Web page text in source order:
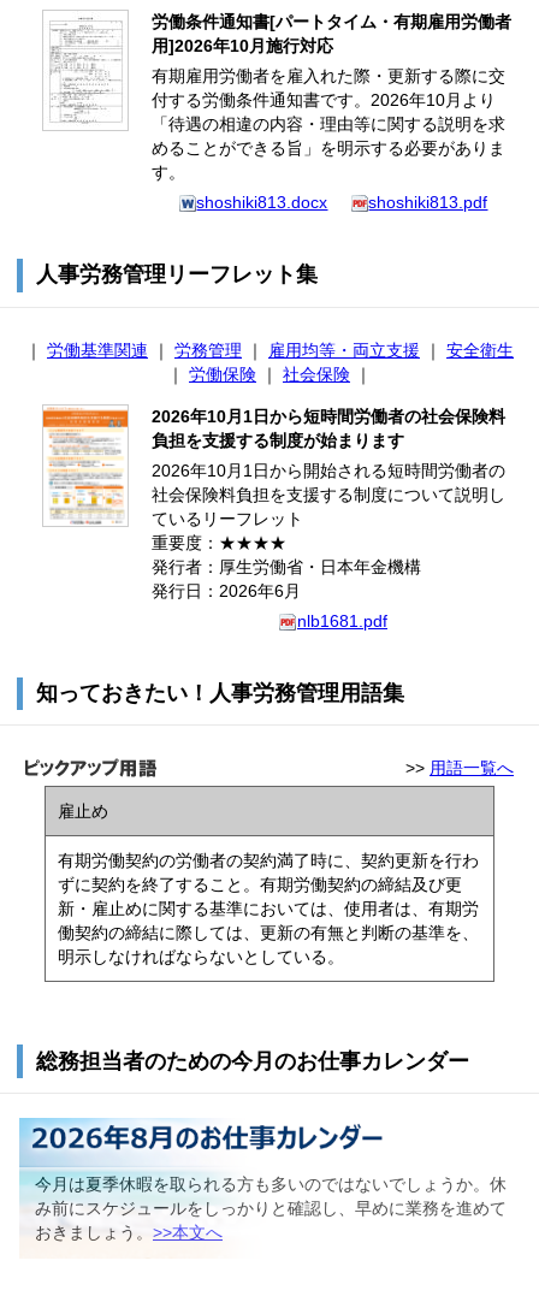
労働条件通知書[パートタイム・有期雇用労働者
用]2026年10月施行対応
有期雇用労働者を雇入れた際・更新する際に交
付する労働条件通知書です。2026年10月より
「待遇の相違の内容・理由等に関する説明を求
めることができる旨」を明示する必要がありま
す。
shoshiki813.docx
shoshiki813.pdf
人事労務管理リーフレット集
｜ 労働基準関連 ｜ 労務管理 ｜ 雇用均等・両立支援 ｜ 安全衛生
｜ 労働保険 ｜ 社会保険 ｜
2026年10月1日から短時間労働者の社会保険料
負担を支援する制度が始まります
2026年10月1日から開始される短時間労働者の
社会保険料負担を支援する制度について説明し
ているリーフレット
重要度：★★★★
発行者：厚生労働省・日本年金機構
発行日：2026年6月
nlb1681.pdf
知っておきたい！人事労務管理用語集
>> 用語一覧へ
雇止め
有期労働契約の労働者の契約満了時に、契約更新を行わ
ずに契約を終了すること。有期労働契約の締結及び更
新・雇止めに関する基準においては、使用者は、有期労
働契約の締結に際しては、更新の有無と判断の基準を、
明示しなければならないとしている。
総務担当者のための今月のお仕事カレンダー
今月は夏季休暇を取られる方も多いのではないでしょうか。休
み前にスケジュールをしっかりと確認し、早めに業務を進めて
おきましょう。 >>本文へ